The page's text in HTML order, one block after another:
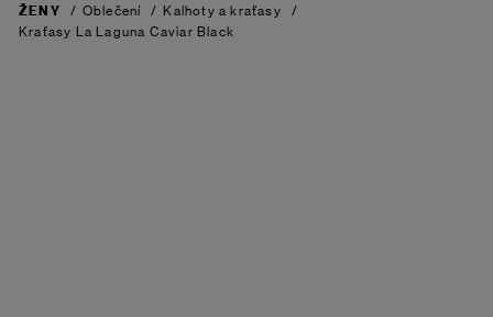
ŽENY / Oblečení / Kalhoty a kraťasy
/
Kraťasy La Laguna Caviar Black